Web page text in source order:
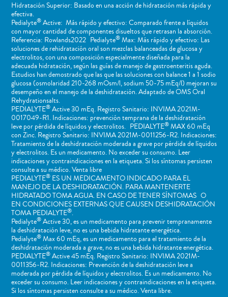
Hidratación Superior: Basado en una acción de hidratación más rápida y
efectiva.
Pedialyte®Active: Más rápido y efectivo: Comparado frente a líquidos
con mayor cantidad de componentes disueltos que retrasan la absorción.
Referencia: Rowlands2022 Pedialyte®Max: Más rápido y efectivo: Las
soluciones de rehidratación oral son mezclas balanceadas de glucosa y
electrolitos, con una composición especialmente diseñada para la
adecuada hidratación, según las guías de manejo de gastroenteritis aguda.
Estudios han demostrado que las que las soluciones con balance 1 a 1 sodio
glucosa (osmolaridad 210-268 mOsm/l, sodium 50-75 mEq/l) mejoran su
desempeño en el manejo de la deshidratación. Adaptado de OMS Oral
Rehydrationsalts.
PEDIALYTE®Active 30 mEq. Registro Sanitario: INVIMA 2021M-
0017049-R1. Indicaciones: prevención temprana de la deshidratación
leve por pérdida de líquidos y electrolitos. PEDIALYTE®MAX 60 mEq
con Zinc. Registro Sanitario: INVIMA 2021M-0011256-R2. Indicaciones:
Tratamiento de la deshidratación moderada a grave por pérdida de líquidos
y electrolitos. Es un medicamento. No exceder su consumo. Leer
indicaciones y contraindicaciones en la etiqueta. Si los síntomas persisten
consulte a su médico. Venta libre
PEDIALYTE®ES UN MEDICAMENTO INDICADO PARA EL
MANEJO DE LA DESHIDRATACIÓN. PARA MANTENERTE
HIDRATADO TOMA AGUA. EN CASO DE TENER SÍNTOMAS O
EN CONDICIONES EXTERNAS QUE CAUSEN DESHIDRATACIÓN
TOMA PEDIALYTE®.
Pedialyte®Active 30, es un medicamento para prevenir tempranamente
la deshidratación leve, no es una bebida hidratante energética.
Pedialyte®Max 60 mEq, es un medicamento para el tratamiento de la
deshidratación moderada a grave, no es una bebida hidratante energética.
PEDIALYTE®Active 45 mEq. Registro Sanitario: INVIMA 2021M-
0011356-R2. Indicaciones: Prevención de la deshidratación leve a
moderada por pérdida de líquidos y electrolitos. Es un medicamento. No
exceder su consumo. Leer indicaciones y contraindicaciones en la etiqueta.
Si los síntomas persisten consulte a su médico. Venta libre.